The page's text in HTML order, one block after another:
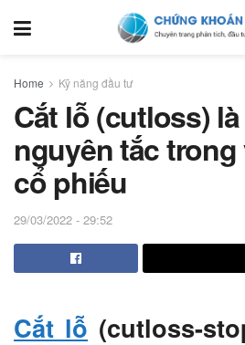
Home Kỹ năng đầu tư
Cắt lỗ (cutloss)
nguyên tắc
cổ phiếu
29/03/2022 - 29:52
Cắt lỗ (cutloss-